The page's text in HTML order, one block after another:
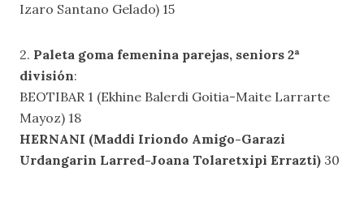
Izaro Santano Gelado) 15
2. Paleta goma femenina parejas, seniors 2ª
división:
BEOTIBAR 1 (Ekhine Balerdi Goitia-Maite Larrarte
Mayoz) 18
HERNANI (Maddi Iriondo Amigo-Garazi
Urdangarin Larred-Joana Tolaretxipi Errazti) 30